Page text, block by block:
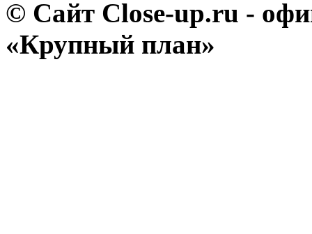
© Сайт Close-up.ru -
«Крупный план»